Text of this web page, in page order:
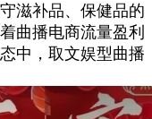
滋补品、保健品的
曲播电商流量盈利
中，取文娱型曲播